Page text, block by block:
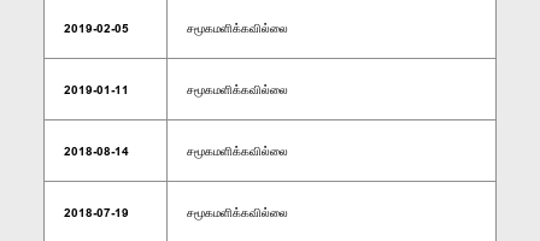
2019-02-05 சமூகமளிக்கவில்லை
2019-01-11 சமூகமளிக்கவில்லை
2018-08-14 சமூகமளிக்கவில்லை
2018-07-19 சமூகமளிக்கவில்லை